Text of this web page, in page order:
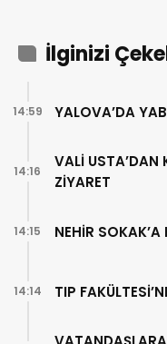
İlginizi
YALOVA’DA
14:59
VALİ USTA’DAN
ZİYARET
14:16
NEHİR
14:15
TIP
14:14